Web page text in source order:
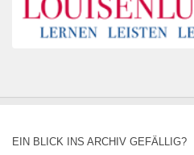
EIN BLICK INS ARCHIV GEFÄLLIG?